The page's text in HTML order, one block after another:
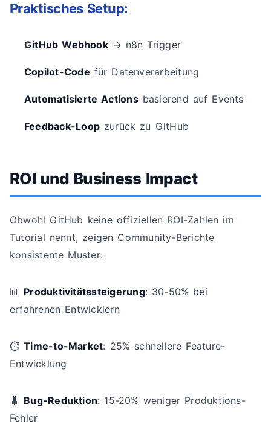
Praktisches Setup:
GitHub Webhook→ n8n Trigger
Copilot-Code für Datenverarbeitung
Automatisierte Actionsbasierend auf Events
Feedback-Loop zurück zu GitHub
ROI und Business Impact
Obwohl GitHub keine offiziellen ROI-Zahlen im
Tutorial nennt, zeigen Community-Berichte
konsistente Muster:
📊 Produktivitätssteigerung: 30-50% bei
erfahrenen Entwicklern
⏱️Time-to-Market: 25% schnellere Feature-
Entwicklung
🐛 Bug-Reduktion: 15-20% weniger Produktions-
Fehler